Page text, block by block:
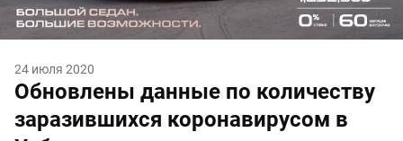
24 июля 2020
Обновлены данные по количеству
заразившихся коронавирусом в